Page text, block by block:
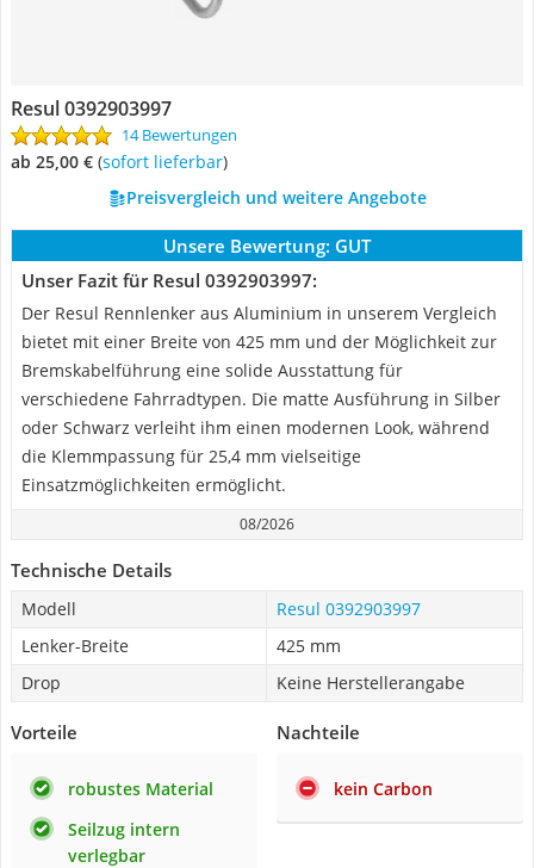
Resul 0392903997
14 Bewertungen
ab 25,00 € ( Sofort lieferbar)
Preisvergleich und weitere Angebote
Unsere Bewertung: GUT
Unser Fazit für Resul 0392903997:
Der Resul Rennlenker aus Aluminium in unserem Vergleich
bietet mit einer Breite von 425 mm und der Möglichkeit zur
Bremskabelführung eine solide Ausstattung für
verschiedene Fahrradtypen. Die matte Ausführung in Silber
oder Schwarz verleiht ihm einen modernen Look, während
die Klemmpassung für 25,4 mm vielseitige
Einsatzmöglichkeiten ermöglicht.
08/2026
Technische Details
Modell
Resul 0392903997
Lenker-Breite
425 mm
Drop
Keine Herstellerangabe
Vorteile
robustes Material
Seilzug intern
verlegbar
Nachteile
kein Carbon